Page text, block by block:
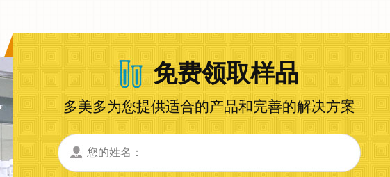
免费领取样品
多美多为您提供适合的产品和完善的解决方案